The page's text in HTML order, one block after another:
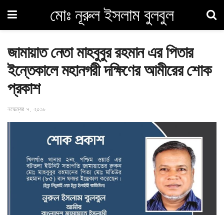
মোঃ নূরুল ইসলাম বুলবুল
জামায়াত নেতা মাহবুবুর রহমান এর পিতার
ইন্তেকালে মহানগরী দক্ষিণের আমীরের শোক
প্রকাশ
নভেম্বর ৭, ২০১৮